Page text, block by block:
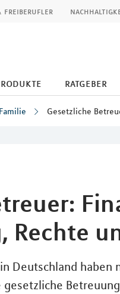
freiberufler
ratgeber
Gesetzliche
Rechte
Deutschland haben